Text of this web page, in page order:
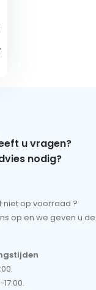
u vragen?
nodig?
niet op voorraad ?
op en we geven u